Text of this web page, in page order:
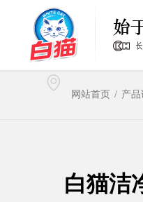
网站首页 / 产
白猫洁